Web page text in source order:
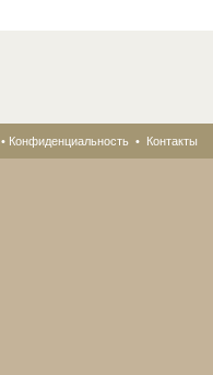
• Конфиденциальность • Контакты